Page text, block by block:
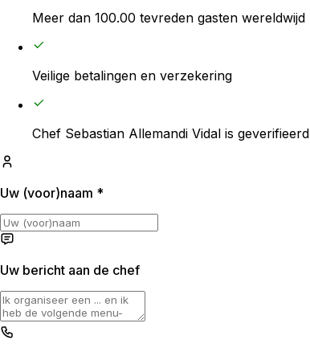
Meer dan 100.00 tevreden gasten wereldwijd
Veilige betalingen en verzekering
Chef Sebastian Allemandi Vidal is geverifieerd
Uw (voor)naam *
Uw bericht aan de chef